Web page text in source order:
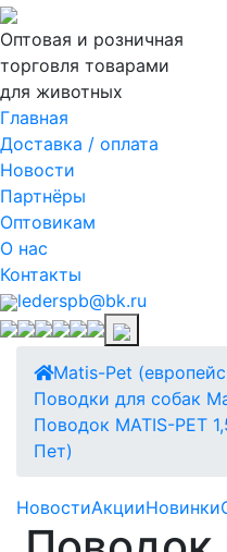
Оптовая и розничная
торговля товарами
для животных
Главная
Доставка / оплата
Новости
Партнёры
Оптовикам
О нас
Контакты
lederspb@bk.ru
Matis-Pet
Поводки для собак
Поводок MATIS-PET
Пет)
НовостиАкцииНовинки